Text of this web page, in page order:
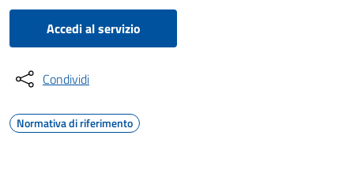
Accedi al servizio
Condividi
Normativa di riferimento